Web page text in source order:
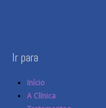
Ir para
Início
A Clínica